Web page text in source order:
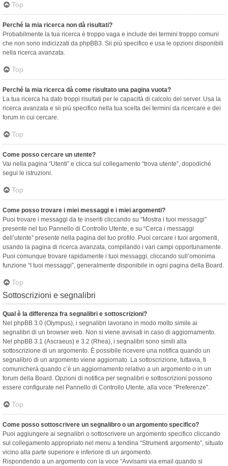
Top
Perché la mia ricerca non dà risultati?
Probabilmente la tua ricerca è troppo vaga e include dei termini troppo comuni
che non sono indicizzati da phpBB3. Sii più specifico e usa le opzioni disponibili
nella ricerca avanzata.
Top
Perché la mia ricerca dà come risultato una pagina vuota?
La tua ricerca ha dato troppi risultati per le capacità di calcolo del server. Usa la
ricerca avanzata e sii più specifico nella tua scelta dei termini da ricercare e dei
forum in cui cercare.
Top
Come posso cercare un utente?
Vai nella pagina “Utenti” e clicca sul collegamento “trova utente”, dopodiché
segui le istruzioni.
Top
Come posso trovare i miei messaggi e i miei argomenti?
Puoi trovare i messaggi da te inseriti cliccando su “Mostra i tuoi messaggi”
presente nel tuo Pannello di Controllo Utente, e su “Cerca i messaggi
dell’utente” presente nella pagina del tuo profilo. Puoi cercare i tuoi argomenti,
usando la pagina di ricerca avanzata, compilando i vari campi opportunamente.
Puoi comunque trovare rapidamente i tuoi messaggi, cliccando sull’omonima
funzione “I tuoi messaggi”, generalmente disponibile in ogni pagina della Board.
Top
Sottoscrizioni e segnalibri
Qual è la differenza fra segnalibri e sottoscrizioni?
Nel phpBB 3.0 (Olympus), i segnalibri lavorano in modo molto simile ai
segnalibri di un browser web. Non si viene avvisati in caso di aggiornamento.
Nel phpBB 3.1 (Ascraeus) e 3.2 (Rhea), i segnalibri sono simili alla
sottoscrizione di un argomento. È possibile ricevere una notifica quando un
segnalibro di un argomento viene aggiornato. La sottoscrizione, tuttavia, ti
comunicherà quando c’è un aggiornamento relativo a un argomento o in un
forum della Board. Opzioni di notifica per segnalibri e sottoscrizioni possono
essere configurate nel Pannello di Controllo Utente, alla voce “Preferenze”.
Top
Come posso sottoscrivere un segnalibro o un argomento specifico?
Puoi aggiungere ai segnalibri o sottoscrivere un argomento specifico cliccando
sul collegamento appropriato nel menu a tendina “Strumenti argomento”, situato
vicino alla parte superiore e inferiore di un argomento.
Rispondendo a un argomento con la voce “Avvisami via email quando si